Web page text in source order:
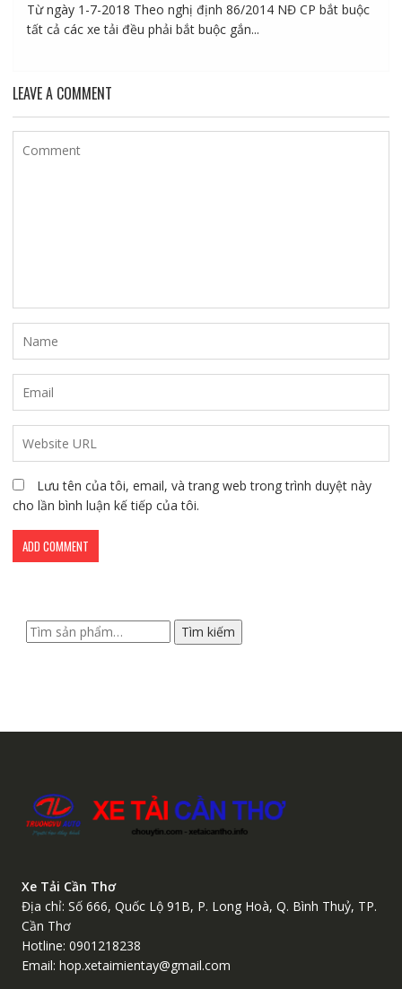
Từ ngày 1-7-2018 Theo nghị định 86/2014 NĐ CP bắt buộc
tất cả các xe tải đều phải bắt buộc gắn...
LEAVE A COMMENT
Lưu tên của tôi, email, và trang web trong trình duyệt này
cho lần bình luận kế tiếp của tôi.
Tìm
kiếm:
Tìm kiếm
Xe Tải Cần Thơ
Địa chỉ: Số 666, Quốc Lộ 91B, P. Long Hoà, Q. Bình Thuỷ, TP.
Cần Thơ
Hotline: 0901218238
Email: hop.xetaimientay@gmail.com